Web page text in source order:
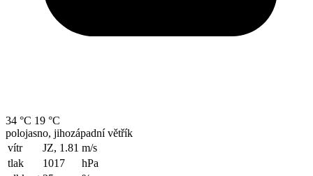
34 °C 19 °C
polojasno, jihozápadní větřík
vítr
JZ, 1.81 m/s
tlak
1017
hPa